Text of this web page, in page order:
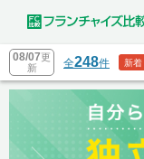
08/07更
新
全248件 新着